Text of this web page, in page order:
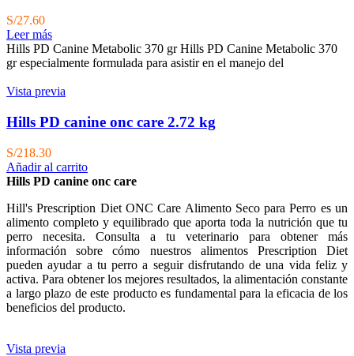
S/27.60
Leer más
Hills PD Canine Metabolic 370 gr Hills PD Canine Metabolic 370
gr especialmente formulada para asistir en el manejo del
Vista previa
Hills PD canine onc care 2.72 kg
S/218.30
Añadir al carrito
Hills PD canine onc care
Hill's Prescription DietONC Care Alimento Seco para Perro es un
alimento completo y equilibrado que aporta toda la nutrición que tu
perro necesita. Consulta a tu veterinario para obtener más
información sobre cómo nuestros alimentos Prescription Diet
pueden ayudar a tu perro a seguir disfrutando de una vida feliz y
activa. Para obtener los mejores resultados, la alimentación constante
a largo plazo de este producto es fundamental para la eficacia de los
beneficios del producto.
Vista previa